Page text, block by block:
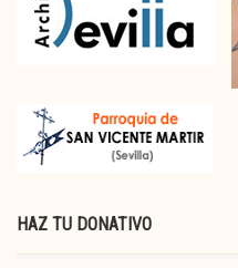
HAZ TU DONATIVO